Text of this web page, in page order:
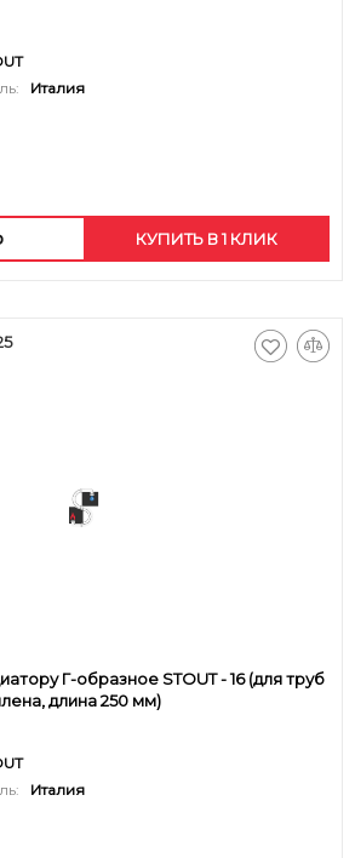
Италия
КУПИТЬ В 1 КЛИК
Г-образное STOUT - 16 (для труб
длина 250 мм)
Италия